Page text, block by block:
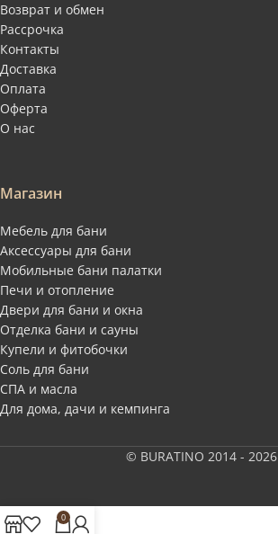
Возврат и обмен
Рассрочка
Контакты
Доставка
Оплата
Оферта
О нас
Магазин
Мебель для бани
Аксессуары для бани
Мобильные бани палатки
Печи и отопление
Двери для бани и окна
Отделка бани и сауны
Купели и фитобочки
Соль для бани
СПА и масла
Для дома, дачи и кемпинга
© BURATINO 2014 - 2026
0